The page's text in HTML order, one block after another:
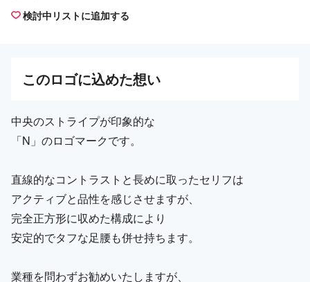
検討中リストに追加する
このロゴに込めた想い
中央のストライプが印象的な
「N」のロゴマークです。
直線的なコントラストと長めに取ったセリフは
アクティブと品性を感じさせますが、
完全正方形に収めた構成により
安定的でタフな足腰も併せ持ちます。
業種を問わずお勧めいたしますが、